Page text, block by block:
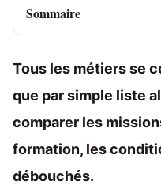
Sommaire
Tous les métiers se
que par simple liste
comparer les
formation, les
débouchés.